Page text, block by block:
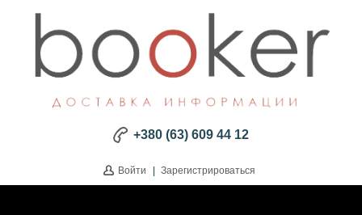
+380 (63) 609 44 12
Войти | Зарегистрироваться